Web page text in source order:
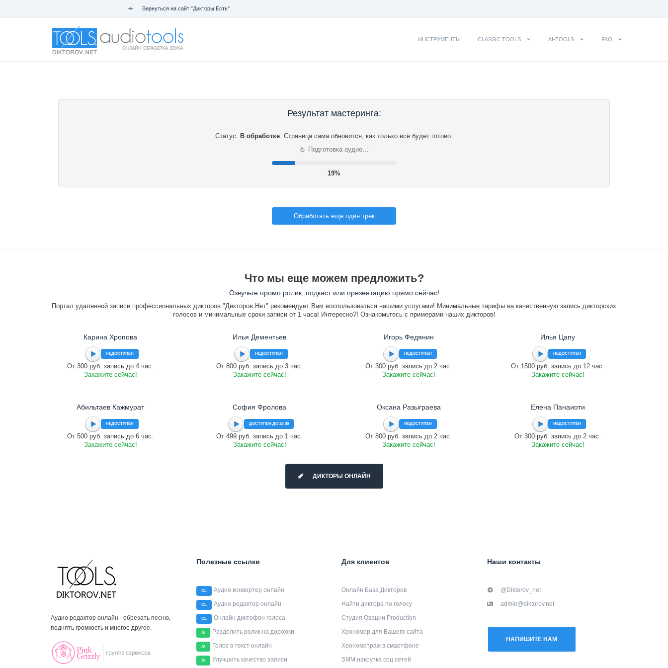
Вернуться на сайт "Дикторы Есть"
ИНСТРУМЕНТЫ CLASSIC TOOLS AI-TOOLS FAQ
Результат мастеринга:
Статус: В обработке. Страница сама обновится, как только всё будет готово.
⟳ Подготовка аудио…
19%
Обработать ещё один трек
Что мы еще можем предложить?
Озвучьте промо ролик, подкаст или презентацию прямо сейчас!
Портал удаленной записи профессиональных дикторов "Дикторов.Нет" рекомендует Вам воспользоваться нашими услугами! Минимальные тарифы на качественную запись дикторских
голосов и минимальные сроки записи от 1 часа! Интересно?! Ознакомьтесь с примерами наших дикторов!
Карина Хропова
НЕДОСТУПЕН
От 300 руб. запись до 4 час.
Закажите сейчас!
Илья Дементьев
НЕДОСТУПЕН
От 800 руб. запись до 3 час.
Закажите сейчас!
Игорь Федянин
НЕДОСТУПЕН
От 300 руб. запись до 2 час.
Закажите сейчас!
Илья Цапу
НЕДОСТУПЕН
От 1500 руб. запись до 12 час.
Закажите сейчас!
Абильтаев Кажмурат
НЕДОСТУПЕН
От 500 руб. запись до 6 час.
Закажите сейчас!
София Фролова
ДОСТУПЕН ДО 22:00
От 499 руб. запись до 1 час.
Закажите сейчас!
Оксана Разыграева
НЕДОСТУПЕН
От 800 руб. запись до 2 час.
Закажите сейчас!
Елена Панаиоти
НЕДОСТУПЕН
От 300 руб. запись до 2 час.
Закажите сейчас!
ДИКТОРЫ ОНЛАЙН
Аудио редактор онлайн - обрезать песню,
поднять громкость и многое другое.
Полезные ссылки
CL Аудио конвертер онлайн
CL Аудио редактор онлайн
CL Онлайн диктофон голоса
AI Разделить ролик на дорожки
AI Голос в текст онлайн
AI Улучшить качество записи
Для клиентов
Онлайн База Дикторов
Найти диктора по голосу
Студия Овации Production
Хрономер для Вашего сайта
Хронометраж в смартфоне
SMM накрутка соц сетей
Наши контакты
@Diktorov_net
admin@diktorov.net
НАПИШИТЕ НАМ